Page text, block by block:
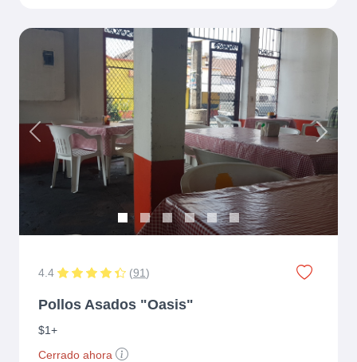
Previous Next
4.4 (91)
Pollos Asados "Oasis"
$1+
Cerrado ahora